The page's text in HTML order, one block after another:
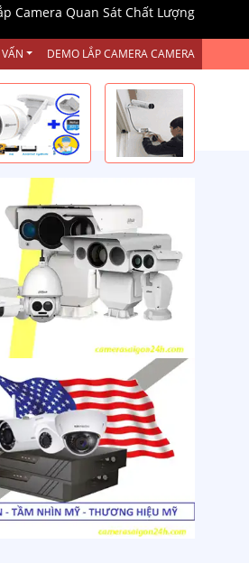
Camera Quan Sát Chất Lượng
DEMO LẮP CAMERA CAMERA